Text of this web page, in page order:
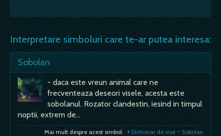
Interpretare simboluri care te-ar putea interesa:
Sobolan
- daca este vreun animal care ne
frecventeaza deseori visele, acesta este
sobolanul. Rozator clandestin, iesind in timpul
noptii, extrem de…
Mai mult despre acest simbol: Dictionar de vise ~ Sobolan